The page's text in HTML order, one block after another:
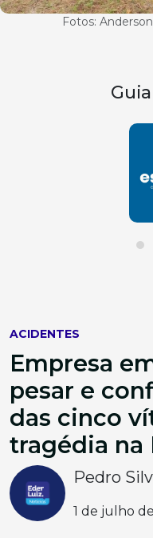
Fotos:
ACIDENTES
Empresa
pesar e
das cinco
tragédia na
Pedro
1 de julho